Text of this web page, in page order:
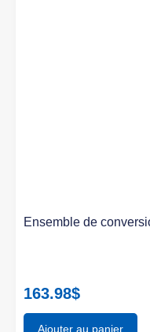
Ensemble de
163.98$
Ajouter au panier